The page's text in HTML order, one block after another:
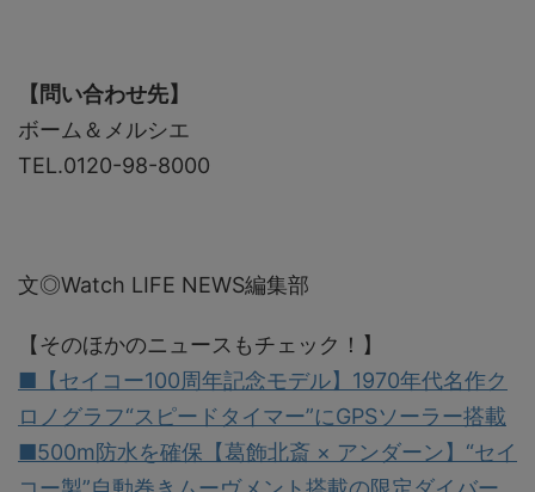
【問い合わせ先】
ボーム＆メルシエ
TEL.0120-98-8000
文◎Watch LIFE NEWS編集部
【そのほかのニュースもチェック！】
■【セイコー100周年記念モデル】1970年代名作ク
ロノグラフ“スピードタイマー”にGPSソーラー搭載
■500m防水を確保【葛飾北斎 × アンダーン】“セイ